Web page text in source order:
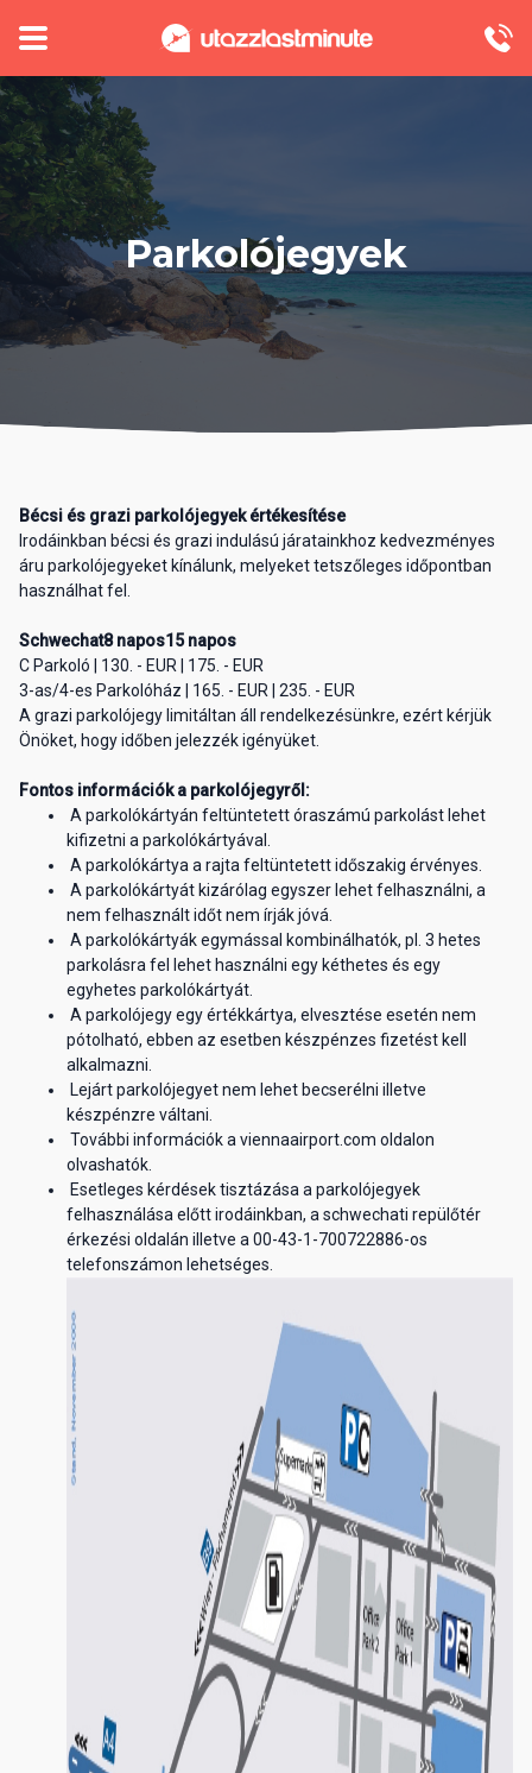
Parkolójegyek
Bécsi és grazi parkolójegyek értékesítése
Irodáinkban bécsi és grazi indulású járatainkhoz kedvezményes
áru parkolójegyeket kínálunk, melyeket tetszőleges időpontban
használhat fel.
Schwechat8 napos15 napos
C Parkoló | 130. - EUR | 175. - EUR
3-as/4-es Parkolóház | 165. - EUR | 235. - EUR
A grazi parkolójegy limitáltan áll rendelkezésünkre, ezért kérjük
Önöket, hogy időben jelezzék igényüket.
Fontos információk a parkolójegyről:
A parkolókártyán feltüntetett óraszámú parkolást lehet
kifizetni a parkolókártyával.
A parkolókártya a rajta feltüntetett időszakig érvényes.
A parkolókártyát kizárólag egyszer lehet felhasználni, a
nem felhasznált időt nem írják jóvá.
A parkolókártyák egymással kombinálhatók, pl. 3 hetes
parkolásra fel lehet használni egy kéthetes és egy
egyhetes parkolókártyát.
A parkolójegy egy értékkártya, elvesztése esetén nem
pótolható, ebben az esetben készpénzes fizetést kell
alkalmazni.
Lejárt parkolójegyet nem lehet becserélni illetve
készpénzre váltani.
További információk a viennaairport.com oldalon
olvashatók.
Esetleges kérdések tisztázása a parkolójegyek
felhasználása előtt irodáinkban, a schwechati repülőtér
érkezési oldalán illetve a 00-43-1-700722886-os
telefonszámon lehetséges.